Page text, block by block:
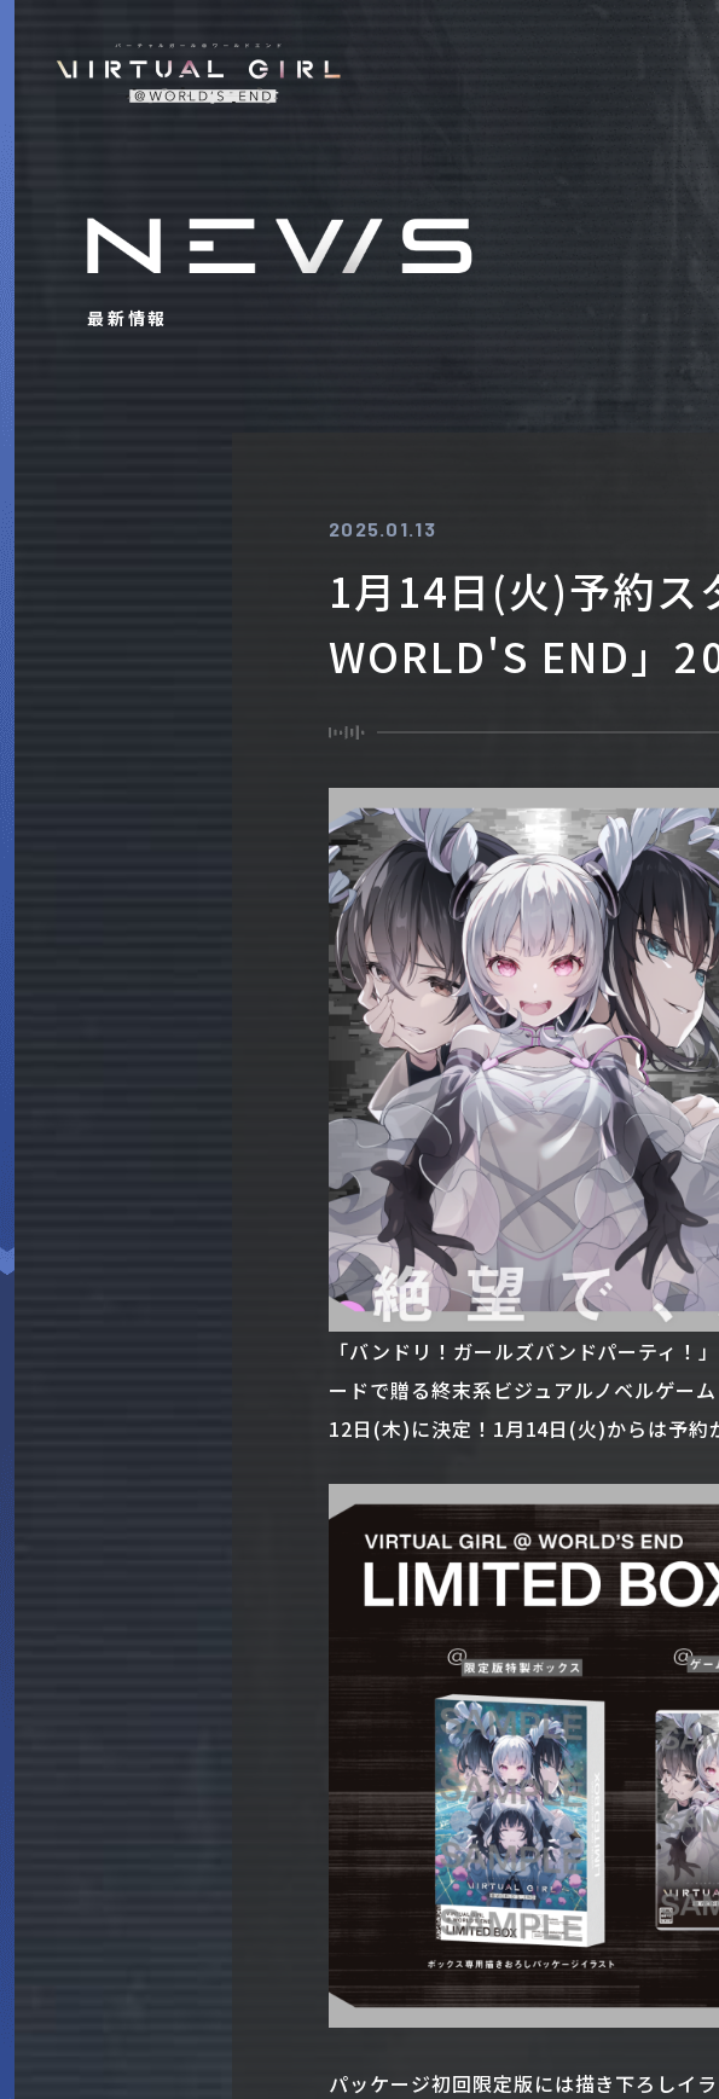
最新情報
2025.01.13
1月14日(火)予約ス
WORLD'S END」
「バンドリ！ガールズバンドパーティ！
ードで贈る終末系ビジュアルノベルゲー
12日(木)に決定！1月14日(火)からは予約
パッケージ初回限定版には描き下ろしイ